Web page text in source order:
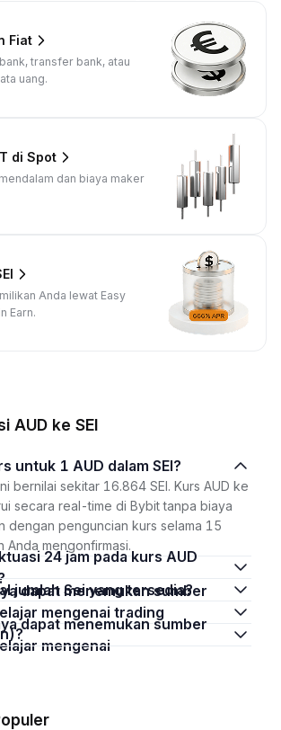
Fiat
transfer bank, atau
uang.
di Spot
dan biaya maker
Anda lewat Easy
Earn.
AUD ke SEI
untuk 1 AUD dalam SEI?
bernilai sekitar 16.864 SEI. Kurs AUD ke
secara real-time di Bybit tanpa biaya
dengan penguncian kurs selama 15
Anda mengonfirmasi.
jumlah Sei yang tersedia?
mengenai trading
mengenai